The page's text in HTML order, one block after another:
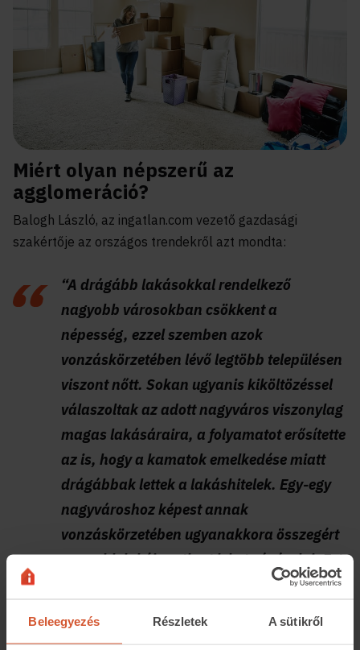
Beleegyezés Részletek A sütikről
Miért olyan népszerű az
agglomeráció?
Balogh László, az ingatlan.com vezető gazdasági
szakértője az országos trendekről azt mondta:
“A drágább lakásokkal rendelkező
nagyobb városokban csökkent a
népesség, ezzel szemben azok
vonzáskörzetében lévő legtöbb településen
viszont nőtt. Sokan ugyanis kiköltözéssel
válaszoltak az adott nagyváros viszonylag
magas lakásáraira, a folyamatot erősítette
az is, hogy a kamatok emelkedése miatt
drágábbak lettek a lakáshitelek. Egy-egy
nagyvároshoz képest annak
vonzáskörzetében ugyanakkora összegért
nagyobb lakóingatlant lehet vásárolni. Ezt
a lehetőséget pedig továbbra is sokan
falusi CSOK-nak köszönhetően ért el